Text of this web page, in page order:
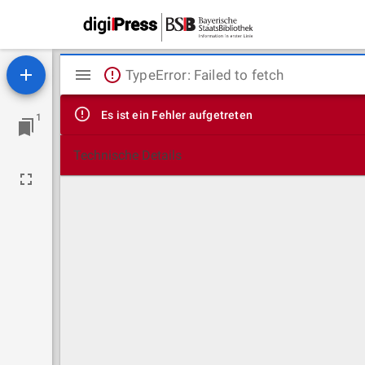
1
Mirador
Viewer
TypeError: Failed to fetch
Es ist ein Fehler aufgetreten
Technische Details